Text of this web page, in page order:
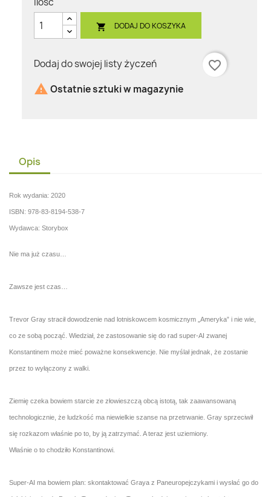
 DODAJ DO KOSZYKA
Dodaj do swojej listy życzeń
favorite_border
 Ostatnie sztuki w magazynie
Opis
Rok wydania: 2020
ISBN: 978-83-8194-538-7
Wydawca: Storybox
Nie ma już czasu…
Zawsze jest czas…
Trevor Gray stracił dowodzenie nad lotniskowcem kosmicznym „Ameryka” i nie wie,
co ze sobą począć. Wiedział, że zastosowanie się do rad super-AI zwanej
Konstantinem może mieć poważne konsekwencje. Nie myślał jednak, że zostanie
przez to wyłączony z walki.
Ziemię czeka bowiem starcie ze złowieszczą obcą istotą, tak zaawansowaną
technologicznie, że ludzkość ma niewielkie szanse na przetrwanie. Gray sprzeciwił
się rozkazom właśnie po to, by ją zatrzymać. A teraz jest uziemiony.
Właśnie o to chodziło Konstantinowi.
Super-AI ma bowiem plan: skontaktować Graya z Paneuropejczykami i wysłać go do